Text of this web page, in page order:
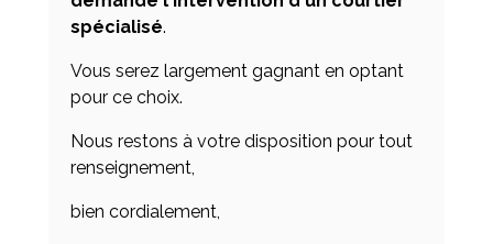
spécialisé.
Vous serez largement gagnant en optant
pour ce choix.
Nous restons à votre disposition pour tout
renseignement,
bien cordialement,